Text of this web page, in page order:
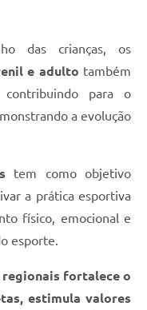
das crianças, os
e adulto também
contribuindo para o
a evolução
tem como objetivo
a prática esportiva
físico, emocional e
esporte.
fortalece o
estimula valores